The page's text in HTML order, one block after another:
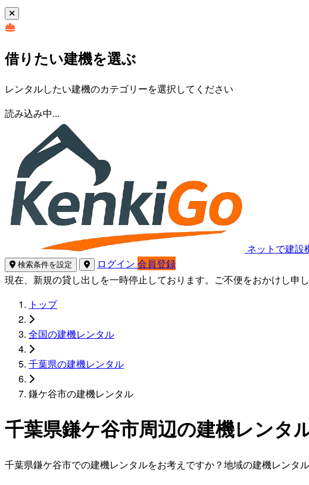
借りたい建機を選ぶ
レンタルしたい建機のカテゴリーを選択してください
読み込み中...
ネットで建設
検索条件を設定 ログイン 会員登録
現在、新規の貸し出しを一時停止しております。ご不便をおかけし申し
トップ
全国の建機レンタル
千葉県の建機レンタル
鎌ケ谷市の建機レンタル
千葉県鎌ケ谷市周辺の建機レンタ
千葉県鎌ケ谷市での建機レンタルをお考えですか？地域の建機レンタ